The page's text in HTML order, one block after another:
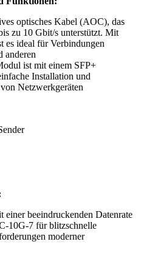
optisches Kabel (AOC), das
zu 10 Gbit/s unterstützt. Mit
es ideal für Verbindungen
anderen
ist mit einem SFP+
Installation und
Netzwerkgeräten
einer beeindruckenden Datenrate
10G-7 für blitzschnelle
moderner